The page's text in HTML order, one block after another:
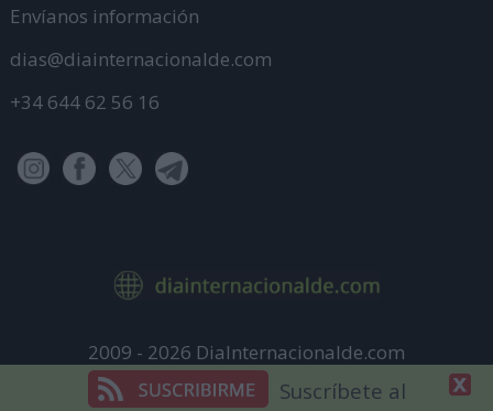
Envíanos información
dias@diainternacionalde.com
+34 644 62 56 16
2009 - 2026 DiaInternacionalde.com
Aviso LegalSuscríbete al